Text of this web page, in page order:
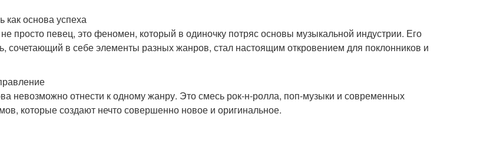
как основа успеха
просто певец, это феномен, который в одиночку потряс основы музыкальной индустрии. Его
сочетающий в себе элементы разных жанров, стал настоящим откровением для поклонников и
невозможно отнести к одному жанру. Это смесь рок-н-ролла, поп-музыки и современных
которые создают нечто совершенно новое и оригинальное.